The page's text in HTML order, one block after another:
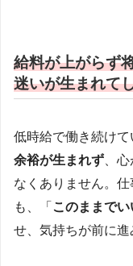
給料が上がらず
迷いが生まれて
低時給で働き続け
余裕が生まれず 、
なくありません。
も、「 このままで
せ、気持ちが前に進